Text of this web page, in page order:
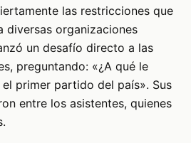
las restricciones que
diversas organizaciones
un desafío directo a las
preguntando: «¿A qué le
primer partido del país». Sus
entre los asistentes, quienes